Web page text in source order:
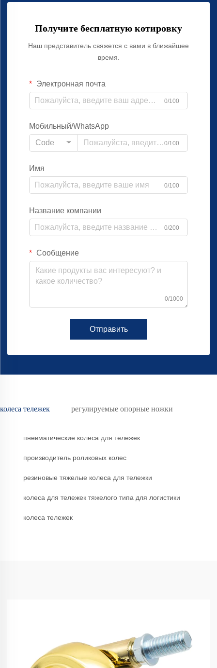
Получите бесплатную котировку
Наш представитель свяжется с вами в ближайшее
время.
Электронная почта
0/100
Мобильный/WhatsApp
Code
0/100
Имя
0/100
Название компании
0/200
Сообщение
0/1000
Отправить
колеса тележек регулируемые опорные ножки
пневматические колеса для тележек
производитель роликовых колес
резиновые тяжелые колеса для тележки
колеса для тележек тяжелого типа для логистики
колеса тележек